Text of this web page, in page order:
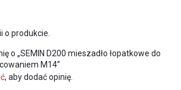
o produkcie.
o „SEMIN D200 mieszadło łopatkowe do
M14”
, aby dodać opinię.